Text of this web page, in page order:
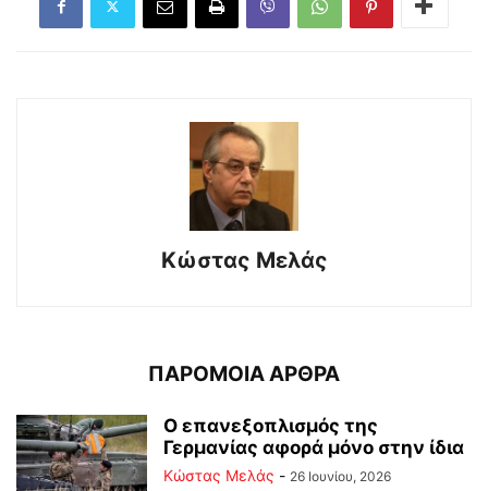
Κώστας Μελάς
ΠΑΡΟΜΟΙΑ ΑΡΘΡΑ
Ο επανεξοπλισμός της
Γερμανίας αφορά μόνο στην ίδια
Κώστας Μελάς - 26 Ιουνίου, 2026